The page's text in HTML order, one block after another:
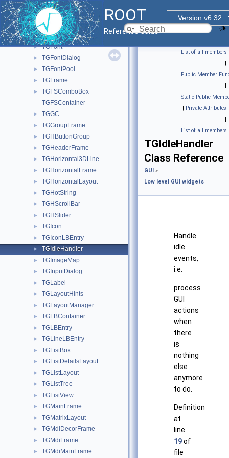
ROOT
Version v6.32
Reference Guide
► TGFileBrowser
►
TGFileDialog
TGFileEntry
► TGFileIcon
► TGFont
► TGFontDialog
► TGFontPool
► TGFrame
►
TGFSComboBox
TGFSContainer
► TGGC
► TGGroupFrame
► TGHButtonGroup
► TGHeaderFrame
► TGHorizontal3DLine
► TGHorizontalFrame
► TGHorizontalLayout
► TGHotString
► TGHScrollBar
► TGHSlider
► TGIcon
► TGIconLBEntry
► TGIdleHandler
► TGImageMap
► TGInputDialog
► TGLabel
► TGLayoutHints
► TGLayoutManager
► TGLBContainer
► TGLBEntry
► TGLineLBEntry
► TGListBox
► TGListDetailsLayout
► TGListLayout
► TGListTree
► TGListView
► TGMainFrame
► TGMatrixLayout
► TGMdiDecorFrame
► TGMdiFrame
► TGMdiMainFrame
List of all members
|
Public Member
|
Static Public
| Private Attributes
|
List of all members
TGIdleHandler
Class Reference
GUI »
Low level GUI widgets
Handle
idle
events,
i.e.
process
GUI
actions
when
there
is
nothing
else
anymore
to do.
Definition
at
line
19of
file